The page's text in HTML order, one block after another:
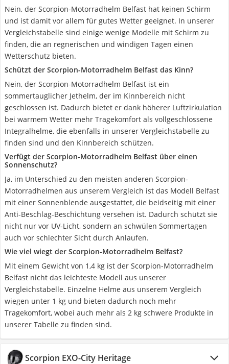
Nein, der Scorpion-Motorradhelm Belfast hat keinen Schirm
und ist damit vor allem für gutes Wetter geeignet. In unserer
Vergleichstabelle sind einige wenige Modelle mit Schirm zu
finden, die an regnerischen und windigen Tagen einen
Wetterschutz bieten.
Schützt der Scorpion-Motorradhelm Belfast das Kinn?
Nein, der Scorpion-Motorradhelm Belfast ist ein
sommertauglicher Jethelm, der im Kinnbereich nicht
geschlossen ist. Dadurch bietet er dank höherer Luftzirkulation
bei warmem Wetter mehr Tragekomfort als vollgeschlossene
Integralhelme, die ebenfalls in unserer Vergleichstabelle zu
finden sind und den Kinnbereich schützen.
Verfügt der Scorpion-Motorradhelm Belfast über einen
Sonnenschutz?
Ja, im Unterschied zu den meisten anderen Scorpion-
Motorradhelmen aus unserem Vergleich ist das Modell Belfast
mit einer Sonnenblende ausgestattet, die beidseitig mit einer
Anti-Beschlag-Beschichtung versehen ist. Dadurch schützt sie
nicht nur vor UV-Licht, sondern an schwülen Sommertagen
auch vor schlechter Sicht durch Anlaufen.
Wie viel wiegt der Scorpion-Motorradhelm Belfast?
Mit einem Gewicht von 1,4 kg ist der Scorpion-Motorradhelm
Belfast nicht das leichteste Modell aus unserer
Vergleichstabelle. Einzelne Helme aus unserem Vergleich
wiegen unter 1 kg und bieten dadurch noch mehr
Tragekomfort, wobei auch mehr als 2 kg schwere Produkte in
unserer Tabelle zu finden sind.
Scorpion EXO-City Heritage